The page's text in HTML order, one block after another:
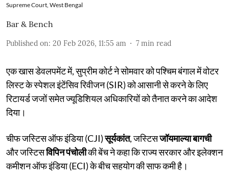
Supreme Court, West Bengal
Bar & Bench
Published on: 20 Feb 2026, 11:55 am 7 min read
एक खास डेवलपमेंट में, सुप्रीम कोर्ट ने सोमवार को पश्चिम बंगाल में वोटर
लिस्ट के स्पेशल इंटेंसिव रिवीजन (SIR) को आसानी से करने के लिए
रिटायर्ड जजों समेत ज्यूडिशियल अधिकारियों को तैनात करने का आदेश
दिया।
चीफ जस्टिस ऑफ इंडिया (CJI)सूर्यकांत, जस्टिसजॉयमाल्या बागची
और जस्टिसविपिन पंचोलीकी बेंच ने कहा कि राज्य सरकार और इलेक्शन
कमीशन ऑफ इंडिया (ECI) के बीच सहयोग की साफ कमी है।